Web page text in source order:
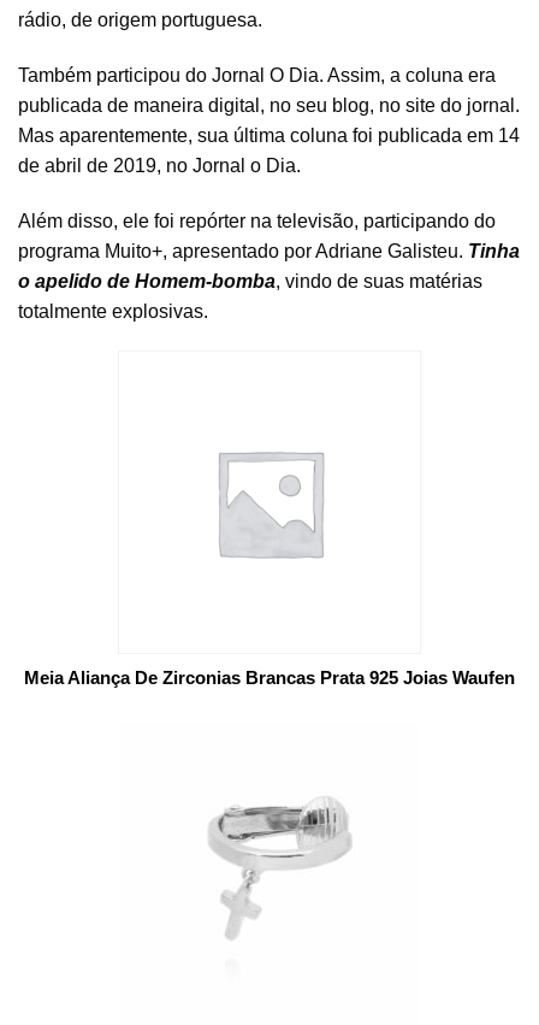
rádio, de origem portuguesa.
Também participou do Jornal O Dia. Assim, a coluna era
publicada de maneira digital, no seu blog, no site do jornal.
Mas aparentemente, sua última coluna foi publicada em 14
de abril de 2019, no Jornal o Dia.
Além disso, ele foi repórter na televisão, participando do
programa Muito+, apresentado por Adriane Galisteu. Tinha
o apelido de Homem-bomba, vindo de suas matérias
totalmente explosivas.
Meia Aliança De Zirconias Brancas Prata 925 Joias Waufen